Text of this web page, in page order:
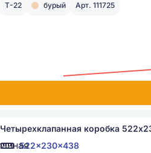
Т-22 бурый Арт. 111725
Четырехклапанная коробка
522x230x438